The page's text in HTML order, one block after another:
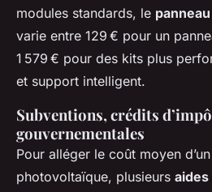
modules standards, le
varie entre 129 € pour un
1 579 € pour des kits plus
et support intelligent.
Subventions, crédits
gouvernementales
Pour alléger le coût moyen
photovoltaïque, plusieurs